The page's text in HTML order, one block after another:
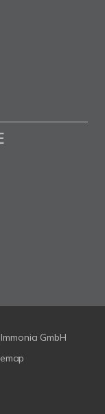
Immonia GmbH